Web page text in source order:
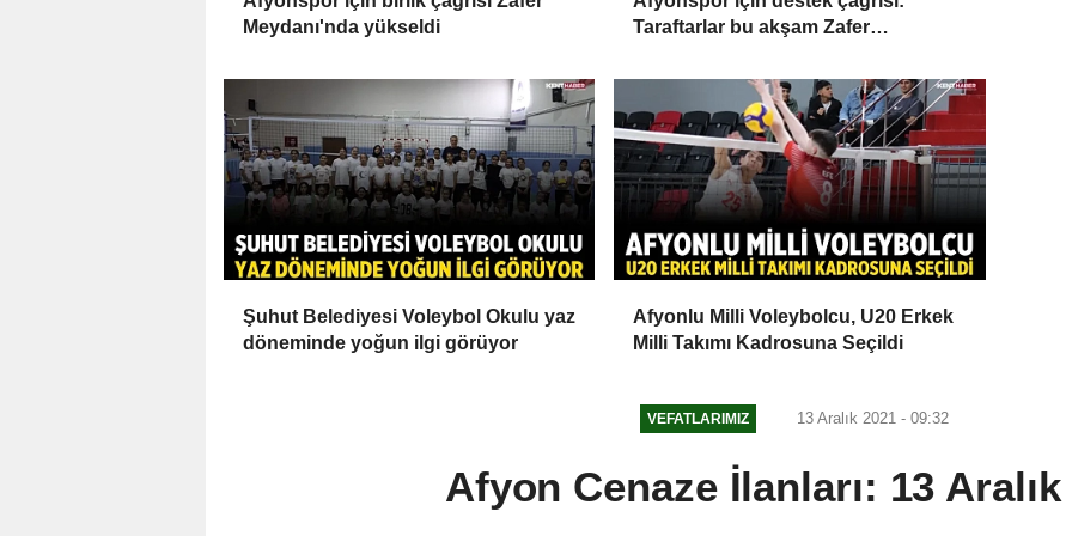
Meydanı'nda yükseldi
Taraftarlar bu akşam Zafer
Şuhut Belediyesi Voleybol Okulu yaz
döneminde yoğun ilgi görüyor
Afyonlu Milli Voleybolcu, U20 Erkek
Milli Takımı Kadrosuna Seçildi
VEFATLARIMIZ 13 Aralık 2021 - 09:32
Afyon Cenaze İlanları: 13 Aralık